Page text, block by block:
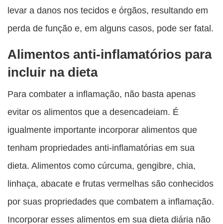
levar a danos nos tecidos e órgãos, resultando em
perda de função e, em alguns casos, pode ser fatal.
Alimentos anti-inflamatórios para
incluir na dieta
Para combater a inflamação, não basta apenas
evitar os alimentos que a desencadeiam. É
igualmente importante incorporar alimentos que
tenham propriedades anti-inflamatórias em sua
dieta. Alimentos como cúrcuma, gengibre, chia,
linhaça, abacate e frutas vermelhas são conhecidos
por suas propriedades que combatem a inflamação.
Incorporar esses alimentos em sua dieta diária não